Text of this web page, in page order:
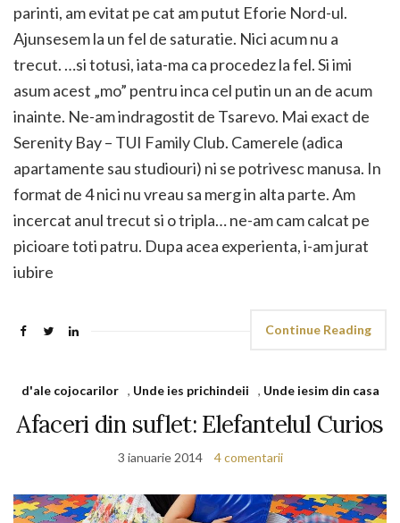
parinti, am evitat pe cat am putut Eforie Nord-ul.
Ajunsesem la un fel de saturatie. Nici acum nu a
trecut. …si totusi, iata-ma ca procedez la fel. Si imi
asum acest „mo” pentru inca cel putin un an de acum
inainte. Ne-am indragostit de Tsarevo. Mai exact de
Serenity Bay – TUI Family Club. Camerele (adica
apartamente sau studiouri) ni se potrivesc manusa. In
format de 4 nici nu vreau sa merg in alta parte. Am
incercat anul trecut si o tripla… ne-am cam calcat pe
picioare toti patru. Dupa acea experienta, i-am jurat
iubire
Continue Reading
d'ale cojocarilor , Unde ies prichindeii , Unde iesim din casa
Afaceri din suflet: Elefantelul Curios
3 ianuarie 2014 4 comentarii